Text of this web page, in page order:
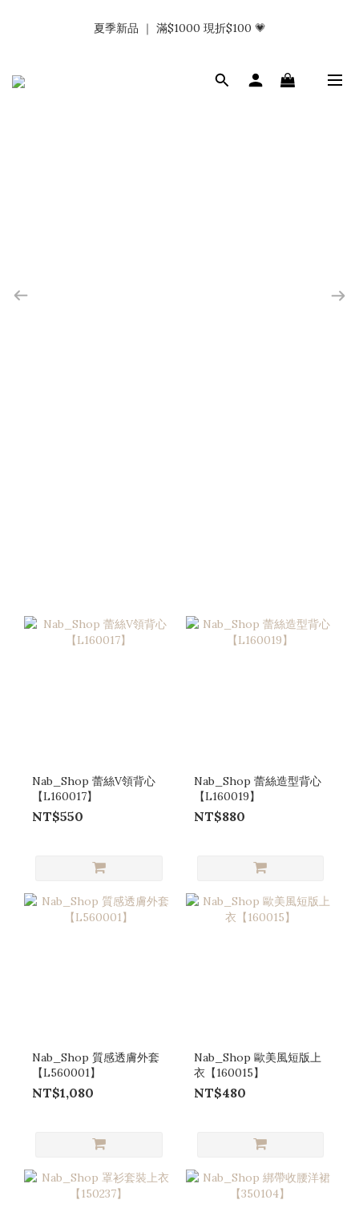
金.ᐟ.ᐟ
夏季新品 ｜ 滿$1000 現折$100 💗
𝗡𝗮𝗯_𝗚𝗶𝗿𝗹𝘀大量募集中｜於社群分享標記回傳 找小編領取購物
Nab_Shop 蕾絲V領背心
【L160017】
NT$550
Nab_Shop 蕾絲造型背心
【L160019】
NT$880
Nab_Shop 質感透膚外套
【L560001】
NT$1,080
Nab_Shop 歐美風短版上
衣【160015】
NT$480